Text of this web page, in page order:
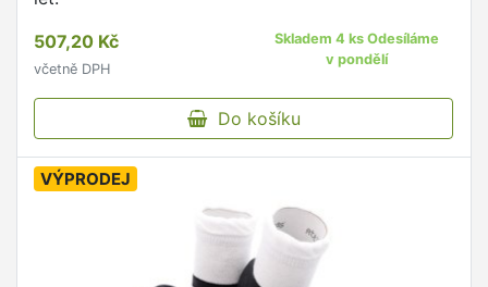
507,20 Kč
včetně DPH
Skladem 4 ks Odesíláme
v pondělí
Do košíku
VÝPRODEJ